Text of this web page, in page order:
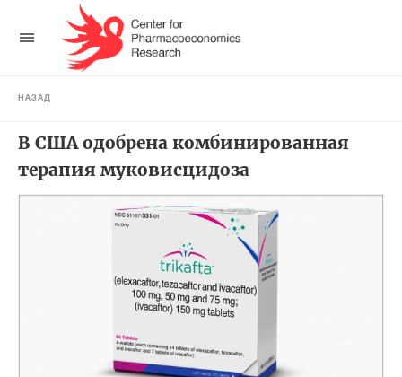
НАЗАД
В США одобрена комбинированная
терапия муковисцидоза